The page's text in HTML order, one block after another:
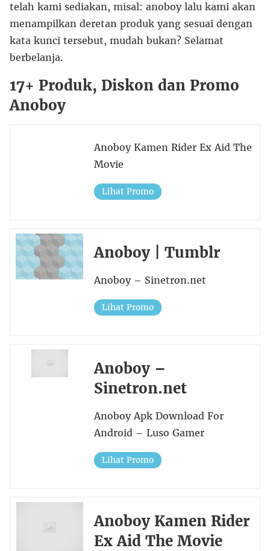
telah kami sediakan, misal: anoboy lalu kami akan
menampilkan deretan produk yang sesuai dengan
kata kunci tersebut, mudah bukan? Selamat
berbelanja.
17+ Produk, Diskon dan Promo
Anoboy
Anoboy Kamen Rider Ex Aid The
Movie
Lihat Promo
Anoboy | Tumblr
Anoboy – Sinetron.net
Lihat Promo
Anoboy –
Sinetron.net
Anoboy Apk Download For
Android – Luso Gamer
Lihat Promo
Anoboy Kamen Rider
Ex Aid The Movie